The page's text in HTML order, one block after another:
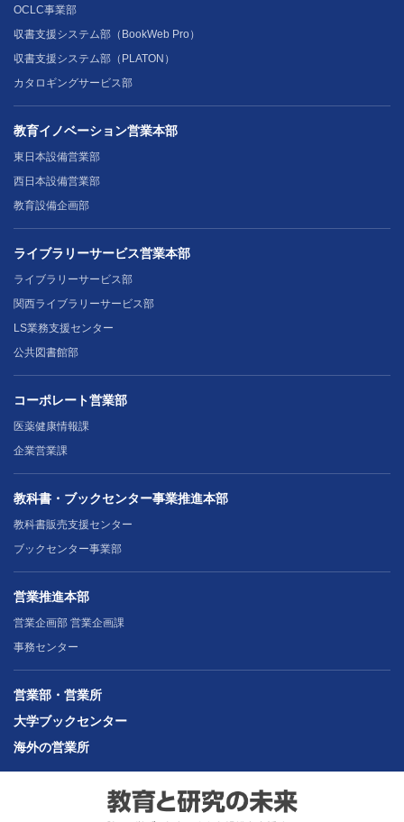
OCLC事業部
収書支援システム部（BookWeb Pro）
収書支援システム部（PLATON）
カタロギングサービス部
教育イノベーション営業本部
東日本設備営業部
西日本設備営業部
教育設備企画部
ライブラリーサービス営業本部
ライブラリーサービス部
関西ライブラリーサービス部
LS業務支援センター
公共図書館部
コーポレート営業部
医薬健康情報課
企業営業課
教科書・ブックセンター事業推進本部
教科書販売支援センター
ブックセンター事業部
営業推進本部
営業企画部 営業企画課
事務センター
営業部・営業所
大学ブックセンター
海外の営業所